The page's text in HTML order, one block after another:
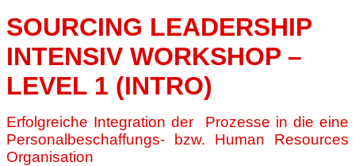
SOURCING LEADERSHIP
INTENSIV WORKSHOP –
LEVEL 1 (INTRO)
Erfolgreiche Integration der Prozesse in die eine
Personalbeschaffungs- bzw. Human Resources
Organisation